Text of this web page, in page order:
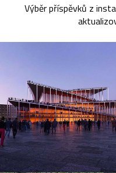
Výběr příspěvků z